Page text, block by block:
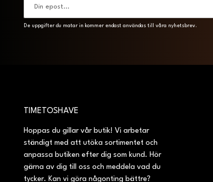
De uppgifter du matar in kommer endast användas till våra nyhetsbrev.
TIMETOSHAVE
Hoppas du gillar vår butik! Vi arbetar
ständigt med att utöka sortimentet och
anpassa butiken efter dig som kund. Hör
gärna av dig till oss och meddela vad du
tycker. Kan vi göra någonting bättre?